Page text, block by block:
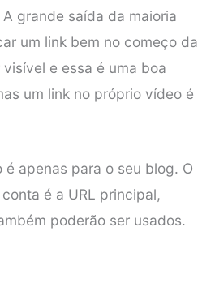
grande saída da maioria
um link bem no começo da
e essa é uma boa
um link no próprio vídeo é
é apenas para o seu blog. O
é a URL principal,
poderão ser usados.